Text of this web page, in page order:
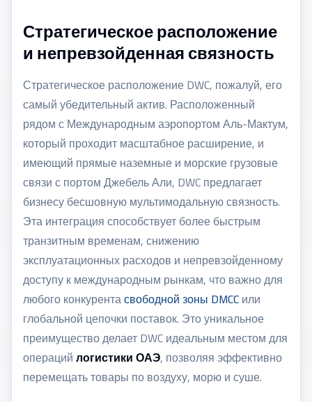
Стратегическое расположение
и непревзойденная связность
Стратегическое расположение DWC, пожалуй, его
самый убедительный актив. Расположенный
рядом с Международным аэропортом Аль-Мактум,
который проходит масштабное расширение, и
имеющий прямые наземные и морские грузовые
связи с портом Джебель Али, DWC предлагает
бизнесу бесшовную мультимодальную связность.
Эта интеграция способствует более быстрым
транзитным временам, снижению
эксплуатационных расходов и непревзойденному
доступу к международным рынкам, что важно для
любого конкурентасвободной зоны DMCCили
глобальной цепочки поставок. Это уникальное
преимущество делает DWC идеальным местом для
операцийлогистики ОАЭ, позволяя эффективно
перемещать товары по воздуху, морю и суше.